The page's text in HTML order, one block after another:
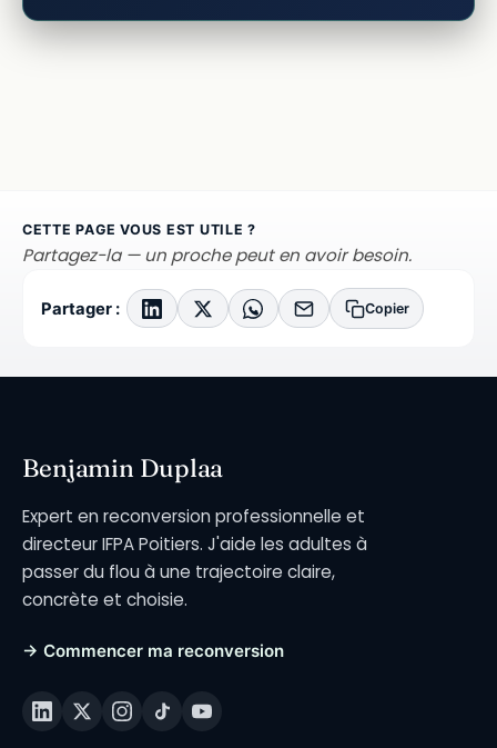
CETTE PAGE VOUS EST UTILE ?
Partagez-la — un proche peut en avoir besoin.
Partager : Copier
Benjamin Duplaa
Expert en reconversion professionnelle et
directeur IFPA Poitiers. J'aide les adultes à
passer du flou à une trajectoire claire,
concrète et choisie.
→ Commencer ma reconversion